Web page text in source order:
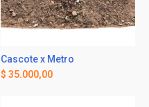
Cascote x Metro
$ 35.000,00